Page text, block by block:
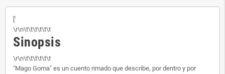
['
\r\n\t\t\t\t\t\t
Sinopsis
\r\n\t\t\t\t\t\t
"Mago Goma" es un cuento rimado que describe, por dentro y por